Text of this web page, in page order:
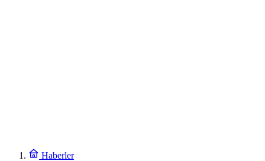
Haberler